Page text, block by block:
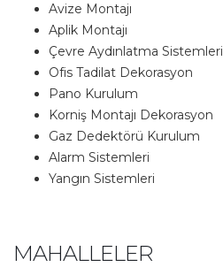
Avize Montajı
Aplik Montajı
Çevre Aydınlatma Sistemleri
Ofis Tadilat Dekorasyon
Pano Kurulum
Korniş Montajı Dekorasyon
Gaz Dedektörü Kurulum
Alarm Sistemleri
Yangın Sistemleri
MAHALLELER